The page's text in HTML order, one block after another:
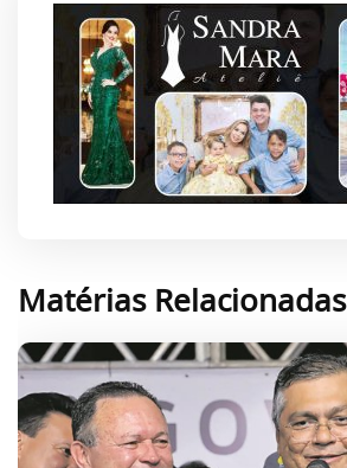
Matérias Relacionadas